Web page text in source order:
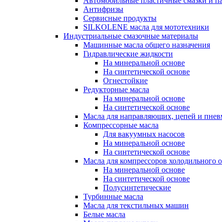
Антифризы
Сервисные продукты
SILKOLENE масла для мототехники
Индустриальные смазочные материалы
Машинные масла общего назначения
Гидравлические жидкости
На минеральной основе
На синтетической основе
Огнестойкие
Редукторные масла
На минеральной основе
На синтетической основе
Масла для направляющих, цепей и
Компрессорные масла
Для вакуумных насосов
На минеральной основе
На синтетической основе
Масла для компрессоров холодильного
На минеральной основе
На синтетической основе
Полусинтетические
Турбинные масла
Масла для текстильных машин
Белые масла